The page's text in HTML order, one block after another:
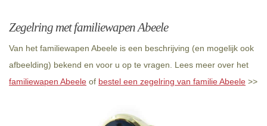
Zegelring met familiewapen Abeele
Van het familiewapen Abeele is een beschrijving (en mogelijk ook
afbeelding) bekend en voor u op te vragen. Lees meer over het
familiewapen Abeele of bestel een zegelring van familie Abeele >>